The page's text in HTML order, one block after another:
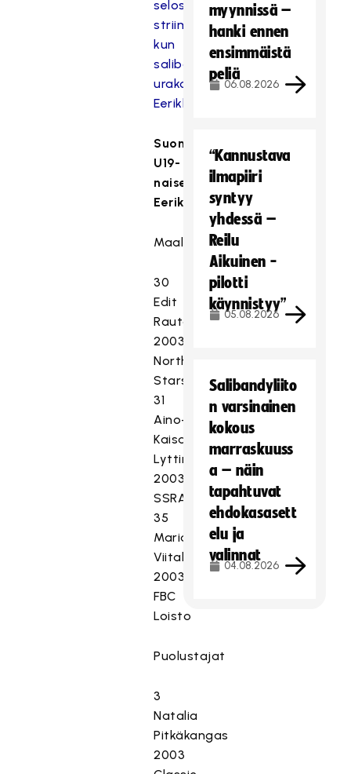
selostettuja
striimejä,
kun
salibandymaajoukkueet
urakoivat
Eerikkilässä
Suomen
U19-
naiset
Eerikkilässä:
Maalivahdit
30
Edit
Rautakoski
2003
Northern
Stars
31
Aino-
Kaisa
Lyttinen
2003
SSRA
35
Maria
Viitala
2003
FBC
Loisto
Puolustajat
3
Natalia
Pitkäkangas
2003
myynnissä –
hanki ennen
ensimmäistä
peliä
06.08.2026
“Kannustava
ilmapiiri
syntyy
yhdessä –
Reilu
Aikuinen -
pilotti
käynnistyy”
05.08.2026
Salibandyliito
n varsinainen
kokous
marraskuuss
a – näin
tapahtuvat
ehdokasasett
elu ja
valinnat
04.08.2026